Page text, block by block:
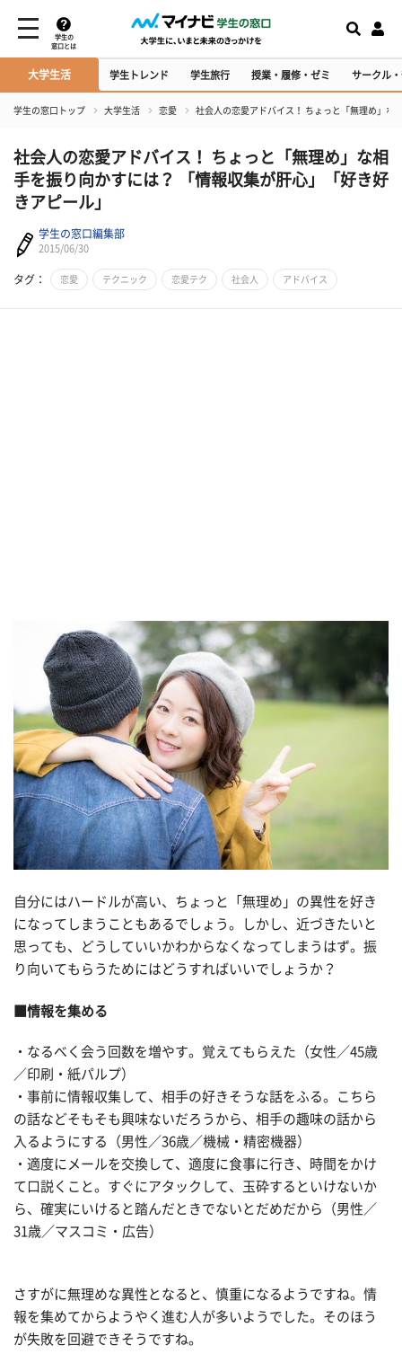
学生の
窓口とは
大学生活 学生トレンド 学生旅行 授業・履修・ゼミ サークル
学生の窓口トップ 大学生活 恋愛 社会人の恋愛アドバイス！ ちょっと「無理め」な
社会人の恋愛アドバイス！ ちょっと「無理め」な相
手を振り向かすには？ 「情報収集が肝心」「好き好
きアピール」
学生の窓口編集部
2015/06/30
タグ： 恋愛 テクニック 恋愛テク 社会人 アドバイス
自分にはハードルが高い、ちょっと「無理め」の異性を好き
になってしまうこともあるでしょう。しかし、近づきたいと
思っても、どうしていいかわからなくなってしまうはず。振
り向いてもらうためにはどうすればいいでしょうか？
■情報を集める
・なるべく会う回数を増やす。覚えてもらえた（女性／45歳
／印刷・紙パルプ）
・事前に情報収集して、相手の好きそうな話をふる。こちら
の話などそもそも興味ないだろうから、相手の趣味の話から
入るようにする（男性／36歳／機械・精密機器）
・適度にメールを交換して、適度に食事に行き、時間をかけ
て口説くこと。すぐにアタックして、玉砕するといけないか
ら、確実にいけると踏んだときでないとだめだから（男性／
31歳／マスコミ・広告）
さすがに無理めな異性となると、慎重になるようですね。情
報を集めてからようやく進む人が多いようでした。そのほう
が失敗を回避できそうですね。